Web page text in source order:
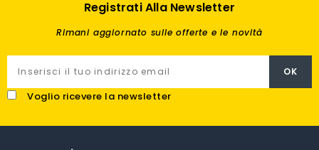
Registrati Alla Newsletter
Rimani aggiornato sulle offerte e le novità
Voglio ricevere la newsletter